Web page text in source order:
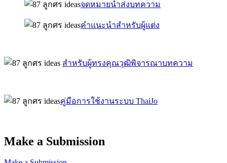
จดหมายนำส่งบทความ
คำแนะนำสำหรับผู้แต่ง
สำหรับผู้ทรงคุณวุฒิพิจารณาบทความ
คู่มือการใช้งานระบบ ThaiJo
Make a Submission